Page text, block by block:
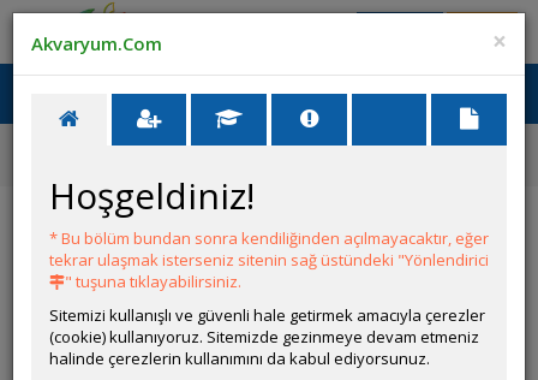
Ana Menü
Ana Sayfa
Malzeme İlanları
Ista Yüzey Temizleyici (surface Skimmer) I521
ÜYENİN DİĞER İLANLARI
Su Piresi & Yeşil Su & Infusoria
Satıyorum
×
Akvaryum.Com
Hoşgeldiniz!
* Bu bölüm bundan sonra kendiliğinden açılmayacaktır, eğer
tekrar ulaşmak isterseniz sitenin sağ üstündeki "Yönlendirici
" tuşuna tıklayabilirsiniz.
Sitemizi kullanışlı ve güvenli hale getirmek amacıyla çerezler
(cookie) kullanıyoruz. Sitemizde gezinmeye devam etmeniz
halinde çerezlerin kullanımını da kabul ediyorsunuz.